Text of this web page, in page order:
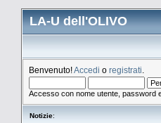
LA-U dell'OLIVO
Benvenuto!Accedi o registrati
Accesso con nome utente, password
Notizie: